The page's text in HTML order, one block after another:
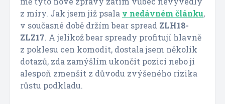
z míry. Jak jsem již psala v nedávném článku,
v současné době držím bear spread ZLH18-
ZLZ17. A jelikož bear spready profitují hlavně
z poklesu cen komodit, dostala jsem několik
dotazů, zda zamýšlím ukončit pozici nebo ji
alespoň zmenšit z důvodu zvýšeného rizika
růstu podkladu.